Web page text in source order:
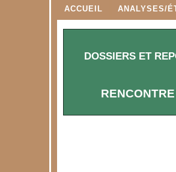
ACCUEIL ANALYSES/
DOSSIERS ET